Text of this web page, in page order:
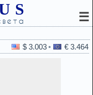
☰
$ 3.003 € 3.464